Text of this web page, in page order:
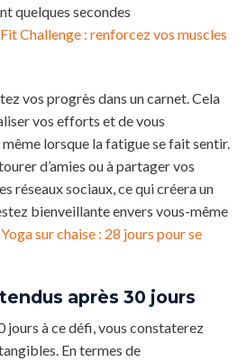
quelques secondes
Challenge : renforcez vos muscles
vos progrès dans un carnet. Cela
vos efforts et de vous
lorsque la fatigue se fait sentir.
d’amies ou à partager vos
réseaux sociaux, ce qui créera un
bienveillante envers vous-même
Yoga sur chaise : 28 jours pour se
après 30 jours
jours à ce défi, vous constaterez
En termes de